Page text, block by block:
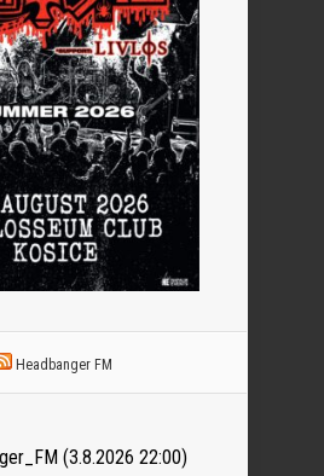
Headbanger FM
(3.8.2026 22:00)